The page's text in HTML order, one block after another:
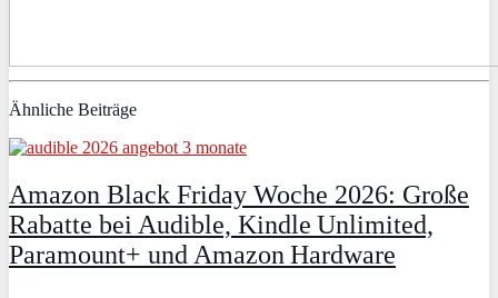
Ähnliche Beiträge
Amazon Black Friday Woche 2026: Große
Rabatte bei Audible, Kindle Unlimited,
Paramount+ und Amazon Hardware